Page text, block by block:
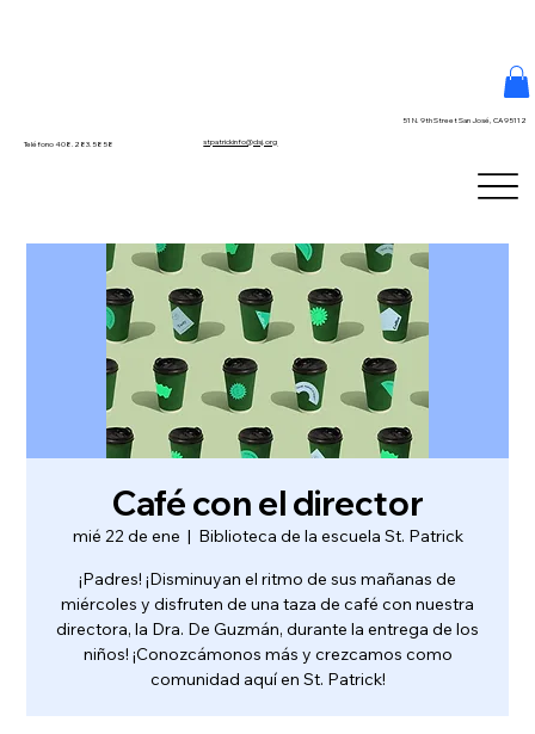
Teléfono 408.283.5858 stpatrickinfo@dsj.org
51 N. 9th Street San José, CA 95112
Café con el director
mié 22 de ene
  |
Biblioteca de la escuela St. Patrick
¡Padres! ¡Disminuyan el ritmo de sus mañanas de
miércoles y disfruten de una taza de café con nuestra
directora, la Dra. De Guzmán, durante la entrega de los
niños! ¡Conozcámonos más y crezcamos como
comunidad aquí en St. Patrick!